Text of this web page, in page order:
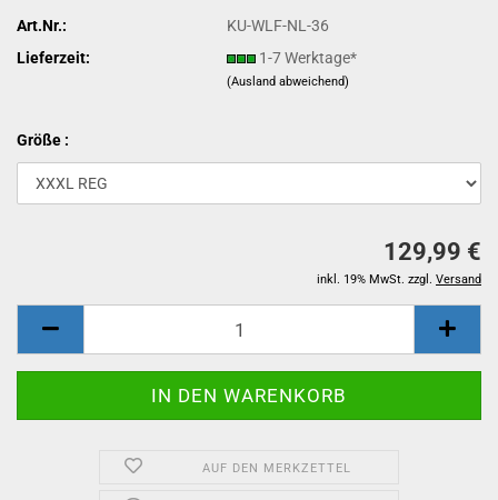
Art.Nr.:
KU-WLF-NL-36
Lieferzeit:
1-7 Werktage*
(Ausland abweichend)
Größe :
129,99 €
inkl. 19% MwSt. zzgl. Versand
AUF DEN MERKZETTEL